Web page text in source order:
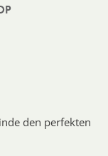
den perfekten